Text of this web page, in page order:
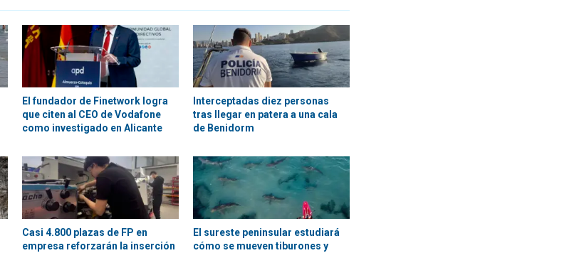
El fundador de Finetwork logra
que citen al CEO de Vodafone
como investigado en Alicante
Interceptadas diez personas
tras llegar en patera a una cala
de Benidorm
Casi 4.800 plazas de FP en
empresa reforzarán la inserción
El sureste peninsular estudiará
cómo se mueven tiburones y